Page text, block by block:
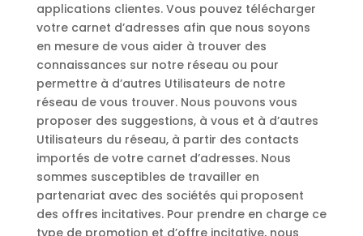
applications clientes. Vous pouvez télécharger
votre carnet d’adresses afin que nous soyons
en mesure de vous aider à trouver des
connaissances sur notre réseau ou pour
permettre à d’autres Utilisateurs de notre
réseau de vous trouver. Nous pouvons vous
proposer des suggestions, à vous et à d’autres
Utilisateurs du réseau, à partir des contacts
importés de votre carnet d’adresses. Nous
sommes susceptibles de travailler en
partenariat avec des sociétés qui proposent
des offres incitatives. Pour prendre en charge ce
type de promotion et d’offre incitative, nous